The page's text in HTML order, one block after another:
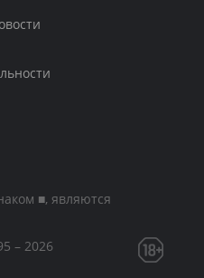
■, являются
– 2026